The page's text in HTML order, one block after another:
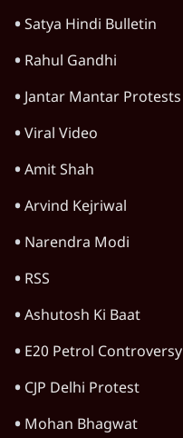
Satya Hindi Bulletin
Rahul Gandhi
Jantar Mantar Protests
Viral Video
Amit Shah
Arvind Kejriwal
Narendra Modi
RSS
Ashutosh Ki Baat
E20 Petrol Controversy
CJP Delhi Protest
Mohan Bhagwat